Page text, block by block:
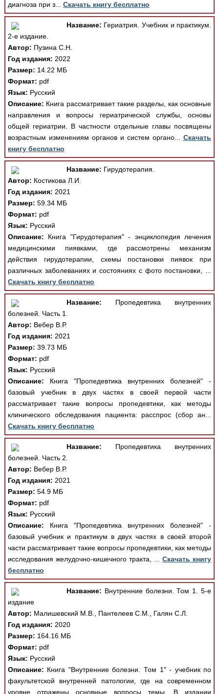
диагноза при з... Скачать книгу бесплатно
Название: Гериатрия. Учебник и практикум.
2-е издание.
Автор: Пузина С.Н.
Год издания: 2022
Размер: 14.22 МБ
Формат: pdf
Язык: Русский
Описание: Книга рассматривает такие разделы, как основные
направления и вопросы гериатрической службы, основы
общей гериатрии. В частности отдельные главы посвящены
возрастным изменениям органов и систем органо...Скачать
книгу бесплатно
Название: Гирудотерапия.
Автор: Костикова Л.И.
Год издания: 2021
Размер: 59.34 МБ
Формат: pdf
Язык: Русский
Описание: Книга "Гирудотерапия" - энциклопедия лечения
медицинскими пиявками, где рассмотрены механизм
действия гирудотерапии, схемы постановки пиявок при
различных заболеваниях и состояниях с фото постановки, ...
Скачать книгу бесплатно
Название: Пропедевтика внутренних
болезней. Часть 1.
Автор: Вебер В.Р.
Год издания: 2021
Размер: 39.73 МБ
Формат: pdf
Язык: Русский
Описание: Книга "Пропедевтика внутренних болезней" -
базовый учебник в двух частях в своей первой части
рассматривает такие вопросы пропедевтики, как методы
клинического обследования пациента: расспрос (сбор ан...
Скачать книгу бесплатно
Название: Пропедевтика внутренних
болезней. Часть 2.
Автор: Вебер В.Р.
Год издания: 2021
Размер: 54.9 МБ
Формат: pdf
Язык: Русский
Описание: Книга "Пропедевтика внутренних болезней" -
базовый учебник и практикум в двух частях в своей второй
части рассматривает такие вопросы пропедевтики, как методы
исследования желудочно-кишечного тракта, ...Скачать книгу
бесплатно
Название: Внутренние болезни. Том 1. 5-е
издание
Автор: Малишевский М.В., Пантелеев С.М., Галян С.Л.
Год издания: 2020
Размер: 164.16 МБ
Формат: pdf
Язык: Русский
Описание: Книга "Внутренние болезни. Том 1" - учебник по
факультетской внутренней патологии, где на современном
уровне отражены основные вопросы темы. В издании